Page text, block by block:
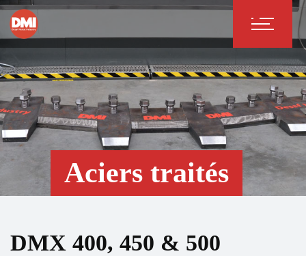
Aciers traités
DMX 400, 450 & 500